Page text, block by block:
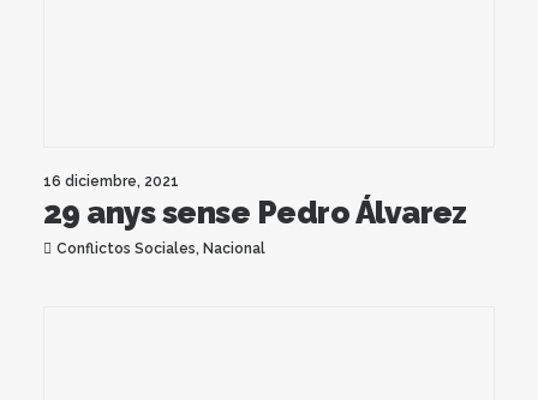
16 diciembre, 2021
29 anys sense Pedro Álvarez
Conflictos Sociales, Nacional